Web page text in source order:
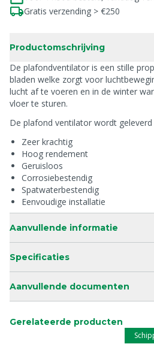
Gratis verzending > €250
Productomschrijving
De plafondventilator is een stille
bladen welke zorgt voor
lucht af te voeren en in de winter
vloer te sturen.
De plafond ventilator wordt geleverd
Zeer krachtig
Hoog rendement
Geruisloos
Corrosiebestendig
Spatwaterbestendig
Eenvoudige installatie
Aanvullende informatie
Specificaties
Aanvullende documenten
Gerelateerde producten